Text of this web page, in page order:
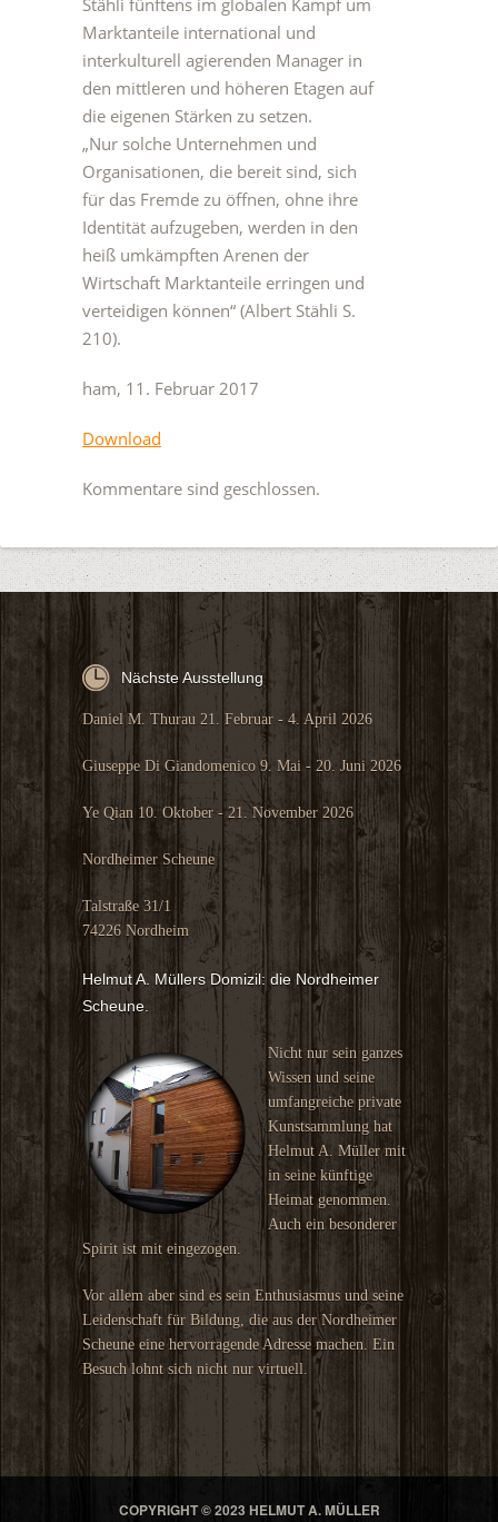
Stähli fünftens im globalen Kampf um
Marktanteile international und
interkulturell agierenden Manager in
den mittleren und höheren Etagen auf
die eigenen Stärken zu setzen.
„Nur solche Unternehmen und
Organisationen, die bereit sind, sich
für das Fremde zu öffnen, ohne ihre
Identität aufzugeben, werden in den
heiß umkämpften Arenen der
Wirtschaft Marktanteile erringen und
verteidigen können“ (Albert Stähli S.
210).
ham, 11. Februar 2017
Download
Kommentare sind geschlossen.
Nächste Ausstellung
Daniel M. Thurau 21. Februar - 4. April 2026
Giuseppe Di Giandomenico 9. Mai - 20. Juni 2026
Ye Qian 10. Oktober - 21. November 2026
Nordheimer Scheune
Talstraße 31/1
74226 Nordheim
Helmut A. Müllers Domizil: die Nordheimer
Scheune.
Nicht nur sein ganzes
Wissen und seine
umfangreiche private
Kunstsammlung hat
Helmut A. Müller mit
in seine künftige
Heimat genommen.
Auch ein besonderer
Spirit ist mit eingezogen.
Vor allem aber sind es sein Enthusiasmus und seine
Leidenschaft für Bildung, die aus der Nordheimer
Scheune eine hervorragende Adresse machen. Ein
Besuch lohnt sich nicht nur virtuell.
COPYRIGHT © 2023 HELMUT A. MÜLLER